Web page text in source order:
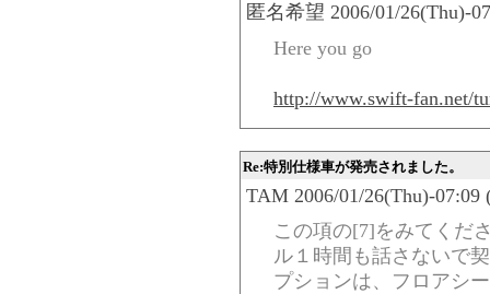
匿名希望 2006/01/26(Thu)-
Here you go
http://www.swift-fan.net/
Re:特別仕様車が発売されました。
TAM 2006/01/26(Thu)-07:09
この項の[7]をみてくだ
ル１時間も話さないで
プションは、フロアシ